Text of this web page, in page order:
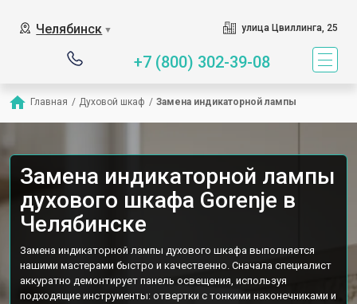
Челябинск ▼ улица Цвиллинга, 25
+7 (800) 302-39-08
Главная / Духовой шкаф / Замена индикаторной лампы
Замена индикаторной лампы
духового шкафа Gorenje в
Челябинске
Замена индикаторной лампы духового шкафа выполняется
нашими мастерами быстро и качественно. Сначала специалист
аккуратно демонтирует панель освещения, используя
подходящие инструменты: отвертки с тонкими наконечниками и